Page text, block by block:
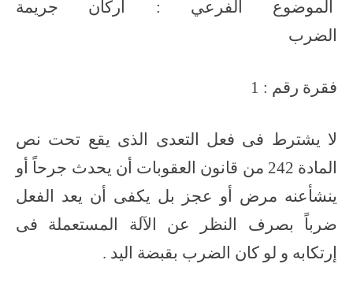
الموضوع الفرعي : اركان جريمة
الضرب
فقرة رقم : 1
لا يشترط فى فعل التعدى الذى يقع تحت نص
المادة 242 من قانون العقوبات أن يحدث جرحاً أو
ينشأعنه مرض أو عجز بل يكفى أن يعد الفعل
ضرباً بصرف النظر عن الآلة المستعملة فى
إرتكابه و لو كان الضرب بقبضة اليد .